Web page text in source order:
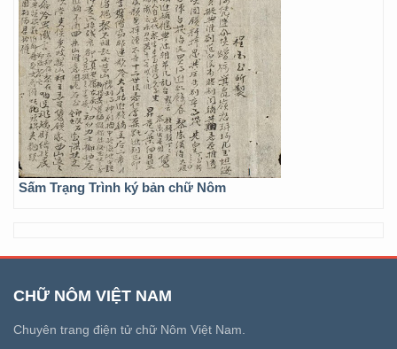
Sấm Trạng Trình ký bản chữ Nôm
CHỮ NÔM VIỆT NAM
Chuyên trang điện tử chữ Nôm Việt Nam.